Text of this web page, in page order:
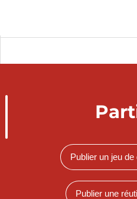
Publier un jeu de
Publier une